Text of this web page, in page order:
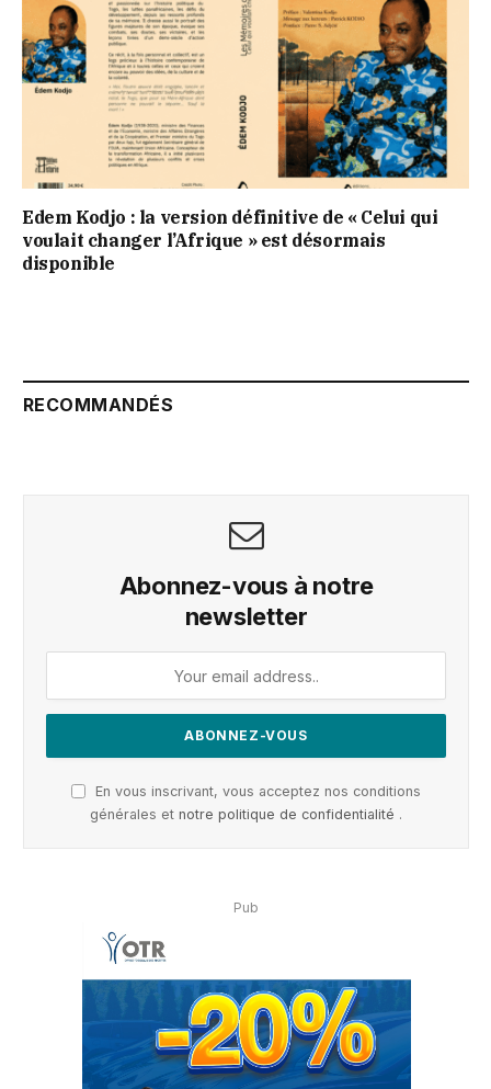
Edem Kodjo : la version définitive de « Celui qui
voulait changer l’Afrique » est désormais
disponible
RECOMMANDÉS
Abonnez-vous à notre
newsletter
En vous inscrivant, vous acceptez nos conditions
générales et notre politique de confidentialité .
Pub